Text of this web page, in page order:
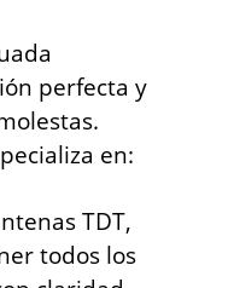
perfecta y
en:
TDT,
todos los